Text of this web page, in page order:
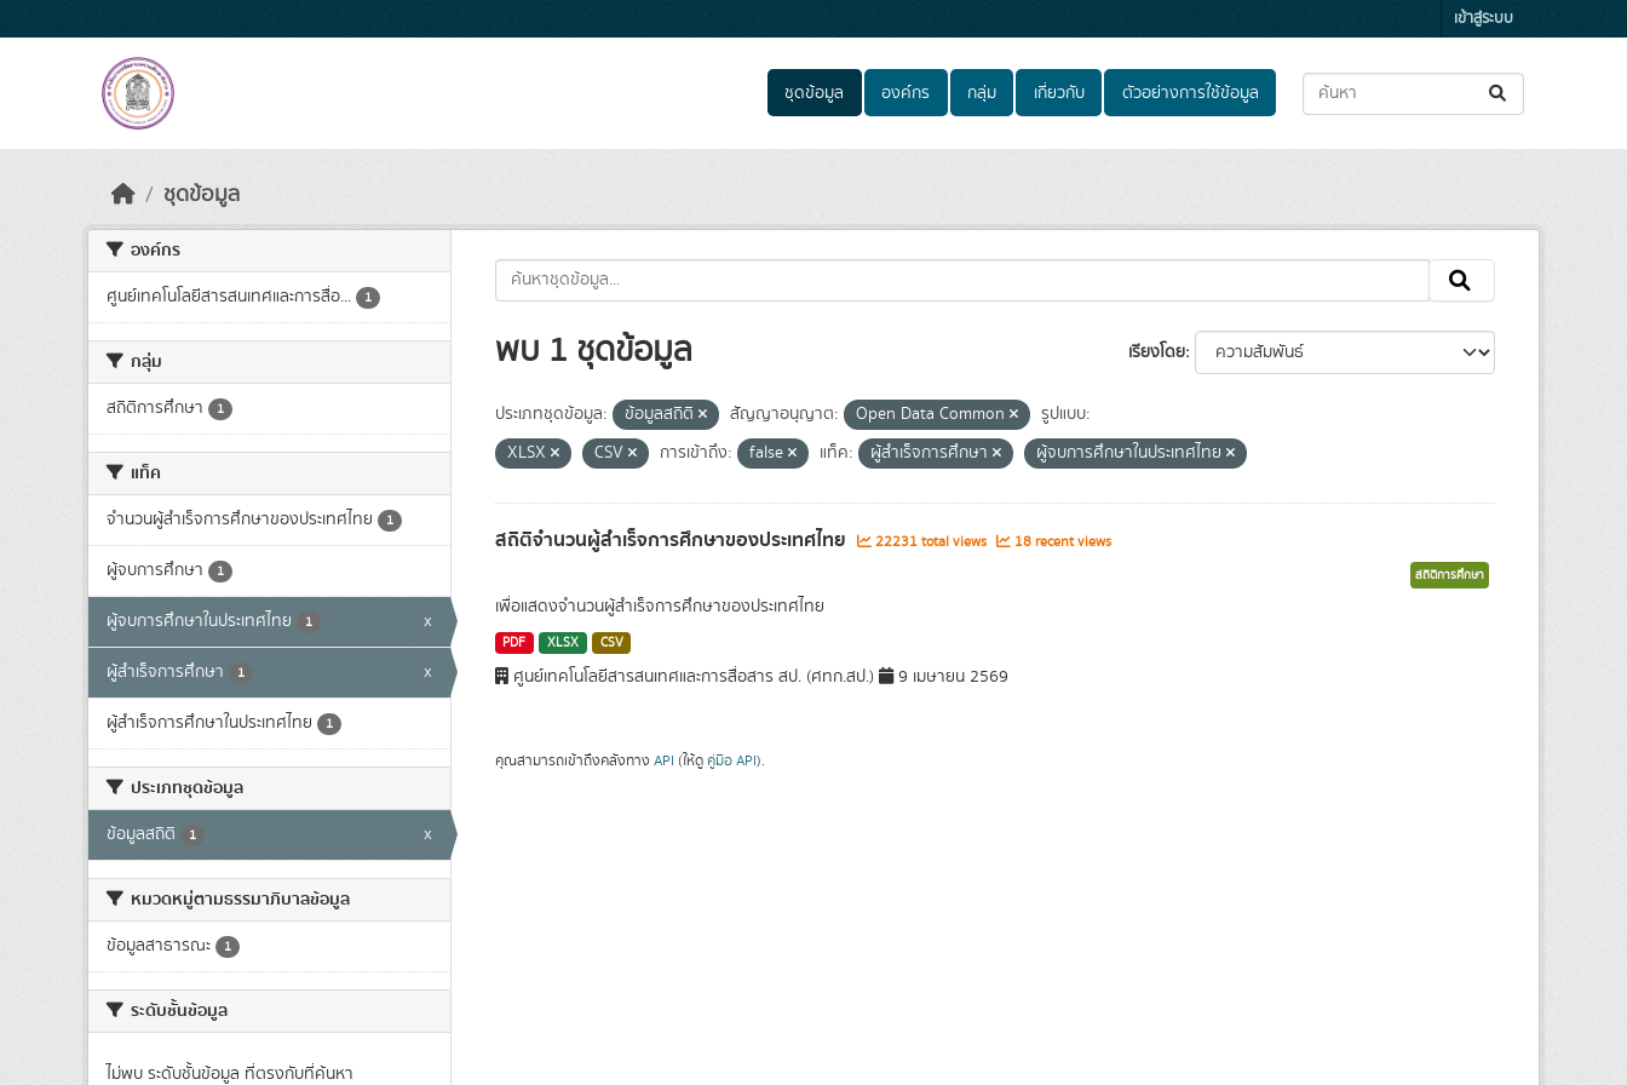
เข้าสู่ระบบ
ชุดข้อมูล องค์กร กลุ่ม เกี่ยวกับ ตัวอย่างการใช้ข้อมูล
ชุดข้อมูล
องค์กร
ศูนย์เทคโนโลยีสารสนเทศและการสื่อ... 1
กลุ่ม
สถิติการศึกษา 1
แท็ค
จำนวนผู้สำเร็จการศึกษาของประเทศไทย 1
ผู้จบการศึกษา 1
ผู้จบการศึกษาในประเทศไทย 1 x
ผู้สำเร็จการศึกษา 1 x
ผู้สำเร็จการศึกษาในประเทศไทย 1
ประเภทชุดข้อมูล
ข้อมูลสถิติ 1 x
หมวดหมู่ตามธรรมาภิบาลข้อมูล
ข้อมูลสาธารณะ 1
ระดับชั้นข้อมูล
ไม่พบ ระดับชั้นข้อมูล ที่ตรงกับที่ค้นหา
เรียงโดย
พบ 1 ชุดข้อมูล
ประเภทชุดข้อมูล: ข้อมูลสถิติ สัญญาอนุญาต: Open Data Common
รูปแบบ:
XLSX
CSV การเข้าถึง: false แท็ค: ผู้สำเร็จการศึกษา ผู้จบการศึกษาในประเทศไทย
สถิติจำนวนผู้สำเร็จการศึกษาของประเทศไทย 22231 total views 18 recent views
สถิติการศึกษา
เพื่อแสดงจำนวนผู้สำเร็จการศึกษาของประเทศไทย
PDF XLSX CSV
ศูนย์เทคโนโลยีสารสนเทศและการสื่อสาร สป. (ศทก.สป.) 9 เมษายน 2569
คุณสามารถเข้าถึงคลังทาง API (ให้ดู คู่มือ API).